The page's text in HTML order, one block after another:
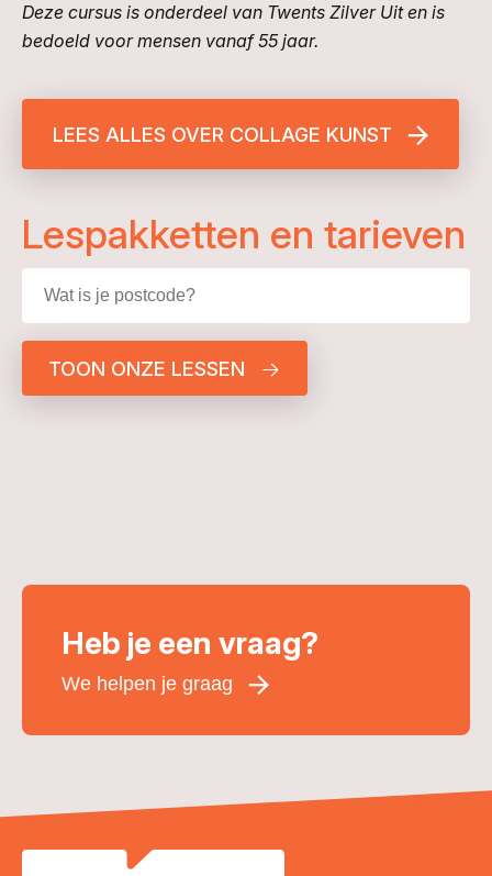
Deze cursus is onderdeel van Twents Zilver Uit en is
bedoeld voor mensen vanaf 55 jaar.
LEES ALLES OVER COLLAGE KUNST
Lespakketten en tarieven
TOON ONZE LESSEN
Heb je een vraag?
We helpen je graag
E-mailadres